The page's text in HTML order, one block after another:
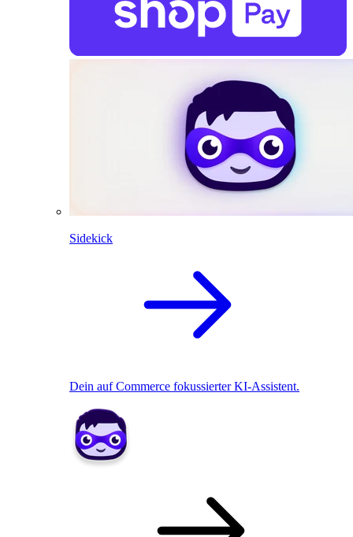
Sidekick
Dein auf Commerce fokussierter KI-Assistent.